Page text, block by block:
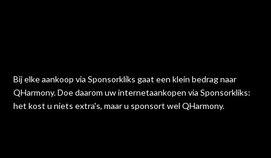
Bij elke aankoop via Sponsorkliks gaat een klein bedrag naar
QHarmony. Doe daarom uw internetaankopen via Sponsorkliks:
het kost u niets extra's, maar u sponsort wel QHarmony.